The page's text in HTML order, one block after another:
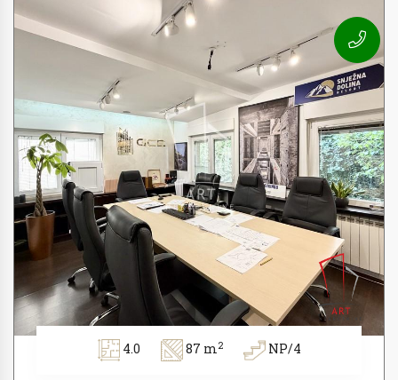
4.0 87 m2 NP/4